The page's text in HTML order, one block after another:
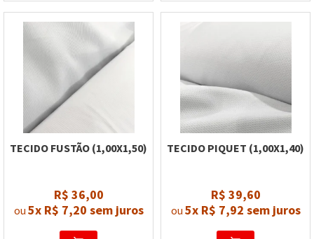
TECIDO FUSTÃO (1,00X1,50)
R$ 36,00
ou 5x R$ 7,20 sem juros
TECIDO PIQUET (1,00X1,40)
R$ 39,60
ou 5x R$ 7,92 sem juros